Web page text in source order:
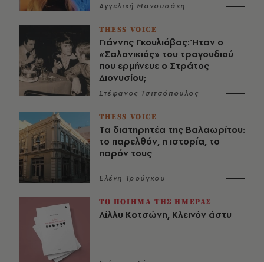
Αγγελική Μανουσάκη
THESS VOICE
Γιάννης Γκουλιόβας: Ήταν ο
«Σαλονικιός» του τραγουδιού
που ερμήνευε ο Στράτος
Διονυσίου;
Στέφανος Τσιτσόπουλος
THESS VOICE
Τα διατηρητέα της Βαλαωρίτου:
το παρελθόν, η ιστορία, το
παρόν τους
Ελένη Τρούγκου
ΤΟ ΠΟΙΗΜΑ ΤΗΣ ΗΜΕΡΑΣ
Λίλλυ Κοτσώνη, Κλεινόν άστυ